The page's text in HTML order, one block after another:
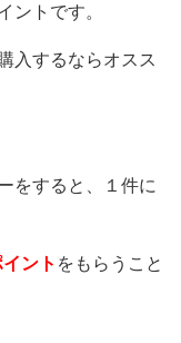
ントです。
入するならオスス
をすると、１件に
ント をもらうこと